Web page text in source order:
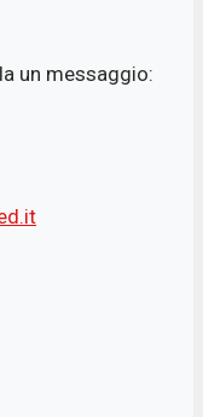
un messaggio: